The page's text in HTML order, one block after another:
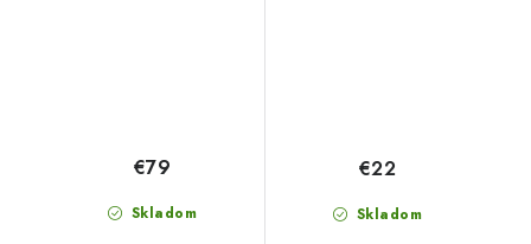
Skladom
€79
Skladom
€22